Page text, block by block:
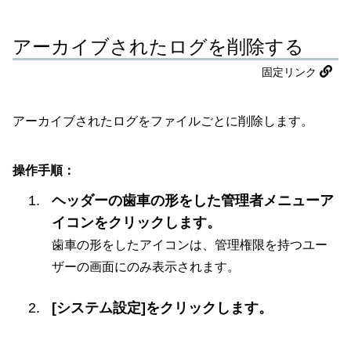
アーカイブされたログを削除する
固定リンク
アーカイブされたログをファイルごとに削除します。
操作手順：
ヘッダーの歯車の形をした管理者メニューア
イコンをクリックします。
歯車の形をしたアイコンは、管理権限を持つユー
ザーの画面にのみ表示されます。
[システム設定]をクリックします。